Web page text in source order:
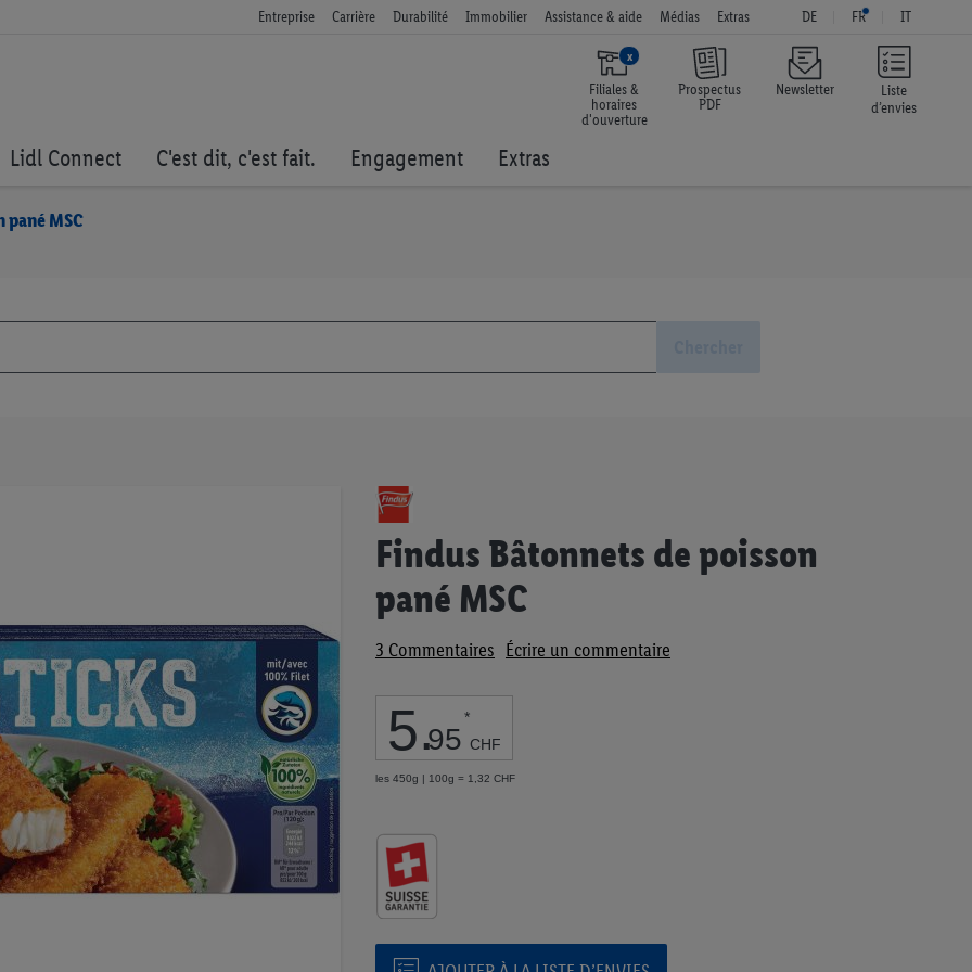
Liste
d’envies
Entreprise Carrière Durabilité Immobilier Assistance & aide Médias Extras DE FR IT
x
Filiales &
horaires
d'ouverture
Prospectus
PDF
Newsletter
Lidl Connect C'est dit, c'est fait. Engagement Extras
MSC
Findus Bâtonnets de poisson
pané MSC
3 Commentaires Écrire un commentaire
5.95
*
CHF
les 450g | 100g = 1,32 CHF
Passer
début
Galerie